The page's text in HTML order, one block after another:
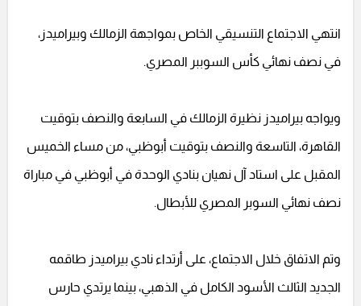
انتهي الاجتماع التنسيقي الخاص بمواجهة الزمالك وبيراميدز،
في نصف نهائي كأس السوببر المصري.
ويواجه بيراميدز نظيرة الزمالك في السابعة والنصف بتوقيت
القاهرة، التاسعة والنصف بتوقيت أبوظبي، من مساء الخميس
المقبل على استاد آل نهيان بنادي الوحدة في أبوظبي في مباراة
نصف نهائي السوبر المصري للأبطال.
وتم الاتفاق خلال الاجتماع، على أرتداء نادي بيراميدز طاقمه
الجديد الثالث الأسود الكامل في الذهبي، بينما يرتدي حارس